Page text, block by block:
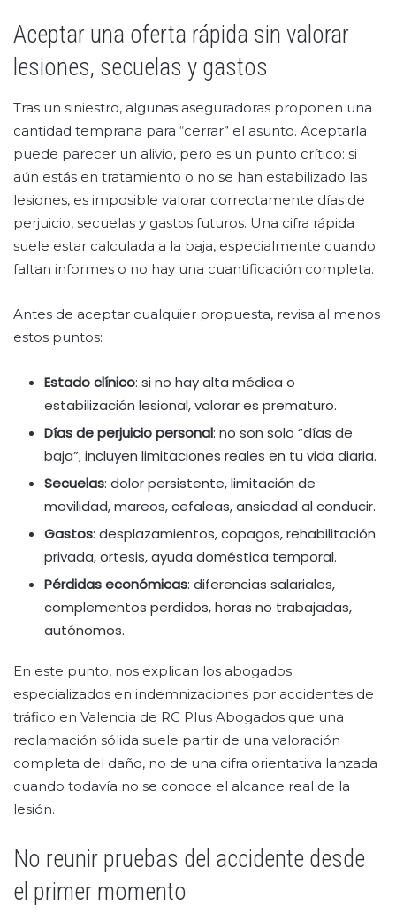
Aceptar una oferta rápida sin valorar
lesiones, secuelas y gastos
Tras un siniestro, algunas aseguradoras proponen una
cantidad temprana para “cerrar” el asunto. Aceptarla
puede parecer un alivio, pero es un punto crítico: si
aún estás en tratamiento o no se han estabilizado las
lesiones, es imposible valorar correctamente días de
perjuicio, secuelas y gastos futuros. Una cifra rápida
suele estar calculada a la baja, especialmente cuando
faltan informes o no hay una cuantificación completa.
Antes de aceptar cualquier propuesta, revisa al menos
estos puntos:
Estado clínico: si no hay alta médica o
estabilización lesional, valorar es prematuro.
Días de perjuicio personal: no son solo “días de
baja”; incluyen limitaciones reales en tu vida diaria.
Secuelas: dolor persistente, limitación de
movilidad, mareos, cefaleas, ansiedad al conducir.
Gastos: desplazamientos, copagos, rehabilitación
privada, ortesis, ayuda doméstica temporal.
Pérdidas económicas: diferencias salariales,
complementos perdidos, horas no trabajadas,
autónomos.
En este punto, nos explican los abogados
especializados en indemnizaciones por accidentes de
tráfico en Valencia de RC Plus Abogados que una
reclamación sólida suele partir de una valoración
completa del daño, no de una cifra orientativa lanzada
cuando todavía no se conoce el alcance real de la
lesión.
No reunir pruebas del accidente desde
el primer momento